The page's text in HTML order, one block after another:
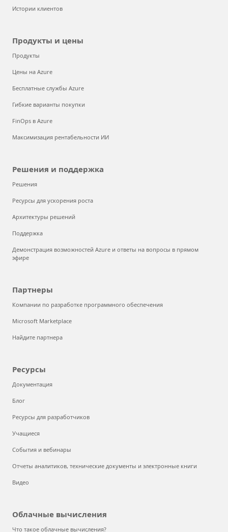
Истории клиентов
Продукты и цены
Продукты
Цены на Azure
Бесплатные службы Azure
Гибкие варианты покупки
FinOps в Azure
Максимизация рентабельности ИИ
Решения и поддержка
Решения
Ресурсы для ускорения роста
Архитектуры решений
Поддержка
Демонстрация возможностей Azure и ответы на вопросы в прямом
эфире
Партнеры
Компании по разработке программного обеспечения
Microsoft Marketplace
Найдите партнера
Ресурсы
Документация
Блог
Ресурсы для разработчиков
Учащиеся
События и вебинары
Отчеты аналитиков, технические документы и электронные книги
Видео
Облачные вычисления
Что такое облачные вычисления?